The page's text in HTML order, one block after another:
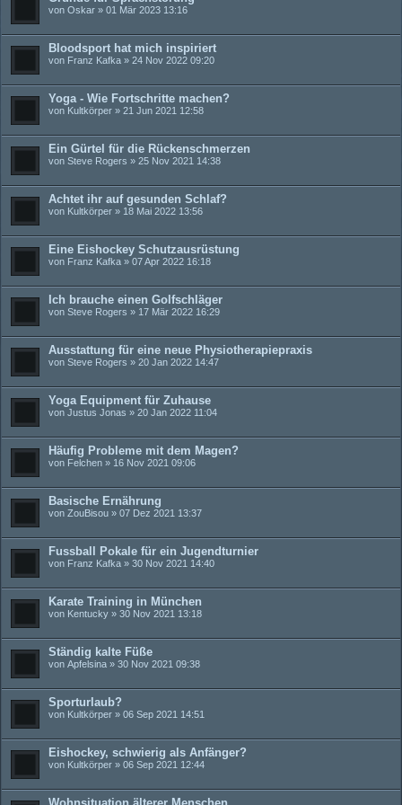
von Oskar » 01 Mär 2023 13:16
Bloodsport hat mich inspiriert
von Franz Kafka » 24 Nov 2022 09:20
Yoga - Wie Fortschritte machen?
von Kultkörper » 21 Jun 2021 12:58
Ein Gürtel für die Rückenschmerzen
von Steve Rogers » 25 Nov 2021 14:38
Achtet ihr auf gesunden Schlaf?
von Kultkörper » 18 Mai 2022 13:56
Eine Eishockey Schutzausrüstung
von Franz Kafka » 07 Apr 2022 16:18
Ich brauche einen Golfschläger
von Steve Rogers » 17 Mär 2022 16:29
Ausstattung für eine neue Physiotherapiepraxis
von Steve Rogers » 20 Jan 2022 14:47
Yoga Equipment für Zuhause
von Justus Jonas » 20 Jan 2022 11:04
Häufig Probleme mit dem Magen?
von Felchen » 16 Nov 2021 09:06
Basische Ernährung
von ZouBisou » 07 Dez 2021 13:37
Fussball Pokale für ein Jugendturnier
von Franz Kafka » 30 Nov 2021 14:40
Karate Training in München
von Kentucky » 30 Nov 2021 13:18
Ständig kalte Füße
von Apfelsina » 30 Nov 2021 09:38
Sporturlaub?
von Kultkörper » 06 Sep 2021 14:51
Eishockey, schwierig als Anfänger?
von Kultkörper » 06 Sep 2021 12:44